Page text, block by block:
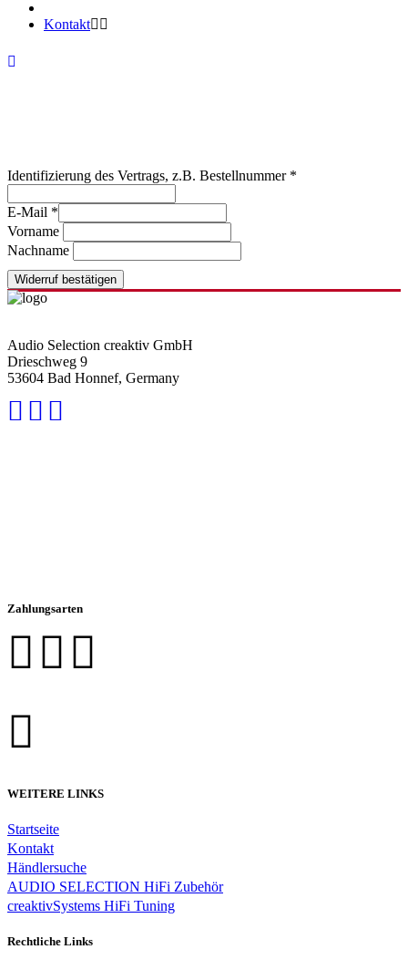
Kontakt
Vertrag widerrufen
Identifizierung des Vertrags, z.B. Bestellnummer *
E-Mail *
E-
Mail
(wiederholen)*
Vorname
Nachname
Widerruf bestätigen
Audio Selection creaktiv GmbH
Drieschweg 9
53604 Bad Honnef, Germany
Zahlungsarten
WEITERE LINKS
Startseite
Kontakt
Händlersuche
AUDIO SELECTION HiFi Zubehör
creaktivSystems HiFi Tuning
Rechtliche Links